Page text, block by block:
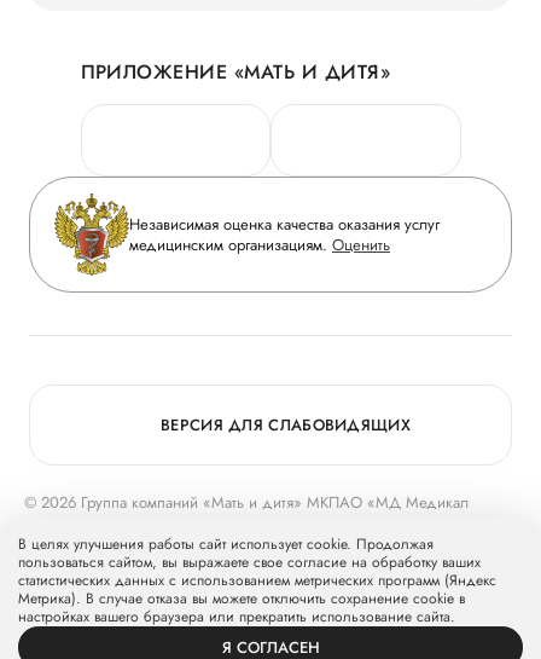
Новости
Руководство
Сотрудничество
Инвесторам
Журнал «Мать и дитя»
Вакансии
Медицинский туризм
Личный кабинет
Персональные данные
Горячая линия качества
Вопрос-ответ
Приложение пациента
Статьи
ПРИЛОЖЕНИЕ «МАТЬ И ДИТЯ»
Независимая оценка качества оказания услуг
медицинским организациям. Оценить
© 2026 Группа компаний «Мать и дитя» МКПАО «МД Медикал
Группу компаний «Мать и дитя».
ВЕРСИЯ ДЛЯ СЛАБОВИДЯЩИХ
УСЛУГИ ПРОФИЛЬ
В целях улучшения работы сайт использует cookie. Продолжая
пользоваться сайтом, вы выражаете свое согласие на обработку ваших
статистических данных с использованием метрических программ (Яндекс
Метрика). В случае отказа вы можете отключить сохранение cookie в
настройках вашего браузера или прекратить использование сайта.
Я СОГЛАСЕН